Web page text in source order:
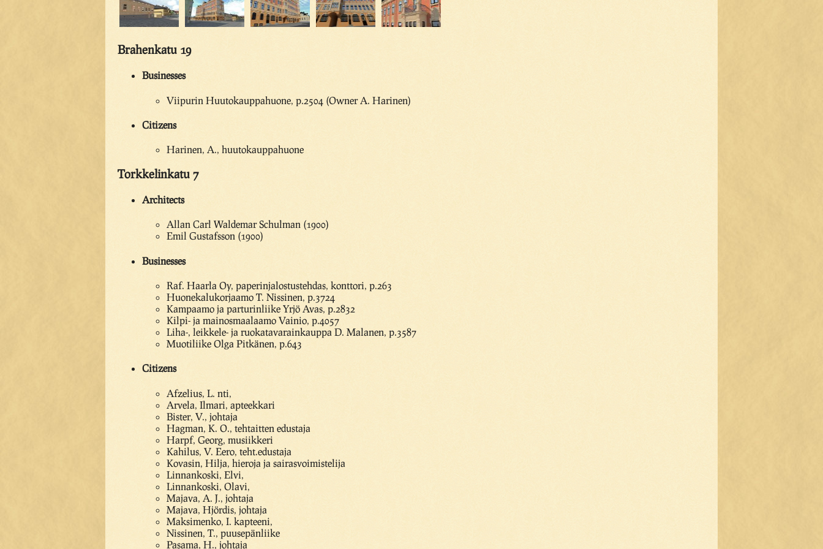
Brahenkatu 19
Businesses
Viipurin Huutokauppahuone, p.2504 (Owner A. Harinen)
Citizens
Harinen, A., huutokauppahuone
Torkkelinkatu 7
Architects
Allan Carl Waldemar Schulman (1900)
Emil Gustafsson (1900)
Businesses
Raf. Haarla Oy, paperinjalostustehdas, konttori, p.263
Huonekalukorjaamo T. Nissinen, p.3724
Kampaamo ja parturinliike Yrjö Avas, p.2832
Kilpi- ja mainosmaalaamo Vainio, p.4057
Liha-, leikkele- ja ruokatavarainkauppa D. Malanen, p.3587
Muotiliike Olga Pitkänen, p.643
Citizens
Afzelius, L. nti,
Arvela, Ilmari, apteekkari
Bister, V., johtaja
Hagman, K. O., tehtaitten edustaja
Harpf, Georg, musiikkeri
Kahilus, V. Eero, teht.edustaja
Kovasin, Hilja, hieroja ja sairasvoimistelija
Linnankoski, Elvi,
Linnankoski, Olavi,
Majava, A. J., johtaja
Majava, Hjördis, johtaja
Maksimenko, I. kapteeni,
Nissinen, T., puusepänliike
Pasama, H., johtaja